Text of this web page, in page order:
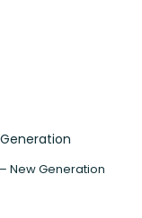
New Generation